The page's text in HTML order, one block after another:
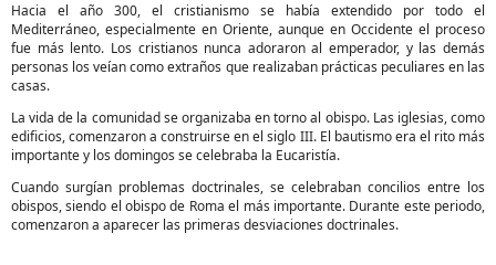
Hacia el año 300, el cristianismo se había extendido por todo el
Mediterráneo, especialmente en Oriente, aunque en Occidente el proceso
fue más lento. Los cristianos nunca adoraron al emperador, y las demás
personas los veían como extraños que realizaban prácticas peculiares en las
casas.
La vida de la comunidad se organizaba en torno al obispo. Las iglesias, como
edificios, comenzaron a construirse en el siglo III. El bautismo era el rito más
importante y los domingos se celebraba la Eucaristía.
Cuando surgían problemas doctrinales, se celebraban concilios entre los
obispos, siendo el obispo de Roma el más importante. Durante este periodo,
comenzaron a aparecer las primeras desviaciones doctrinales.